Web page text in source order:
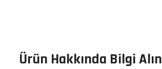
Ürün Hakkında Bilgi Alın